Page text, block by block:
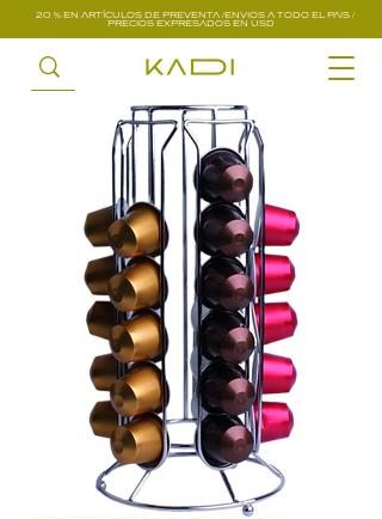
20 % EN ARTÍCULOS DE PREVENTA /ENVIOS A TODO EL PAIS /
PRECIOS EXPRESADOS EN USD